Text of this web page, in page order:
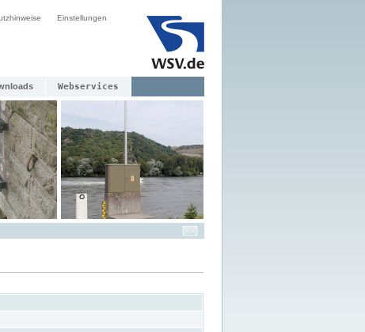
Einstellungen
Webservices